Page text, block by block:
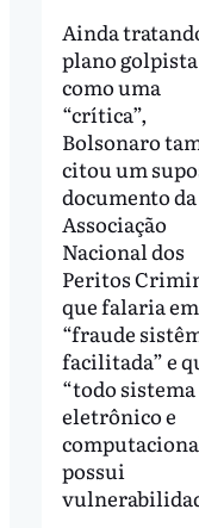
Ainda
plano golpista
como uma
“crítica”,
Bolsonaro
citou um
documento da
Associação
Nacional dos
Peritos
que falaria em
“fraude
facilitada” e
“todo sistema
eletrônico e
possui